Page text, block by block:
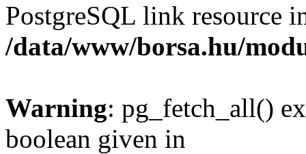
PostgreSQL link resource
/data/www/borsa.hu/
Warning: pg_fetch_all()
boolean given in